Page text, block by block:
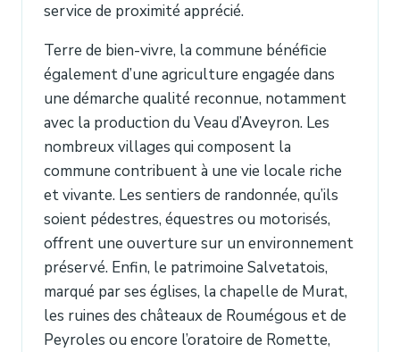
service de proximité apprécié.
Terre de bien-vivre, la commune bénéficie
également d’une agriculture engagée dans
une démarche qualité reconnue, notamment
avec la production du Veau d’Aveyron. Les
nombreux villages qui composent la
commune contribuent à une vie locale riche
et vivante. Les sentiers de randonnée, qu’ils
soient pédestres, équestres ou motorisés,
offrent une ouverture sur un environnement
préservé. Enfin, le patrimoine Salvetatois,
marqué par ses églises, la chapelle de Murat,
les ruines des châteaux de Roumégous et de
Peyroles ou encore l’oratoire de Romette,